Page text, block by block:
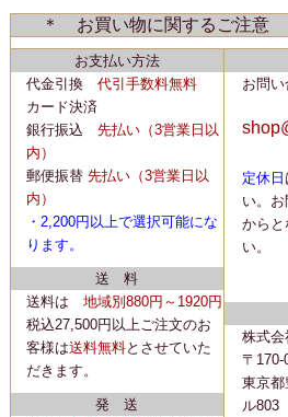
＊ お買い物に関するご注
お支払い方法
代金引換
代引手数料無料
カード決済
銀行振込
先払い（3営業日以
内）
郵便振替 先払い（3営業日以
内）
・2,200円以上で選択可能にな
ります。
送 料
送料は 地域別880円～1920円
税込27,500円以上ご注文のお
客様は送料無料とさせていた
だきます。
発 送
お問
定休日
い。
からと
い。
株式会
〒170-
東京都
ル803